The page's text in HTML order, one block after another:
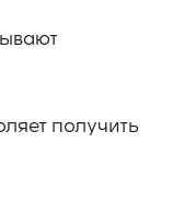
получить